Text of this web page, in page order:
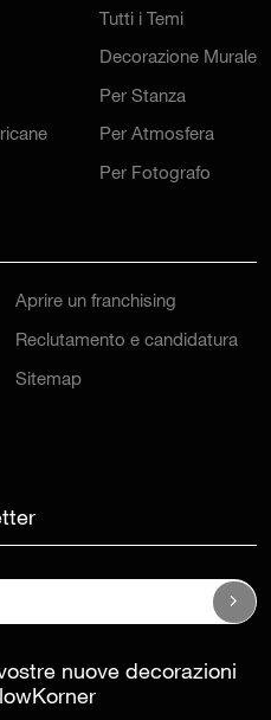
Decorazione Murale
Per Stanza
Per Atmosfera
Per Fotografo
Reclutamento e candidatura
Sitemap